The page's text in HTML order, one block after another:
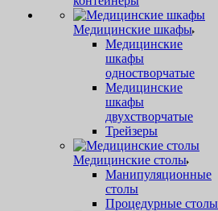
Медицинские шкафы
Медицинские
шкафы
одностворчатые
Медицинские
шкафы
двухстворчатые
Трейзеры
Медицинские столы
Манипуляционные
столы
Процедурные столы